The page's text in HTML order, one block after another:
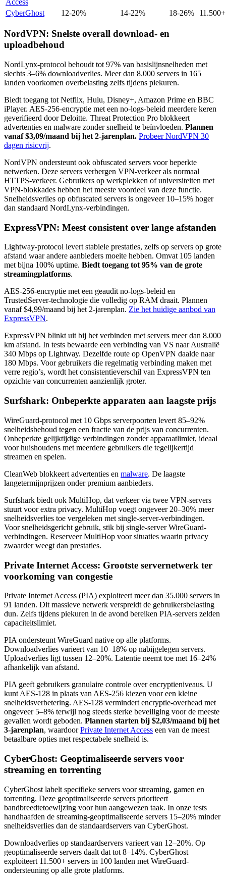
CyberGhost
12-20% 14-22% 18-26% 11.500+
NordVPN: Snelste overall download- en
uploadbehoud
NordLynx-protocol behoudt tot 97% van basislijnsnelheden met
slechts 3–6% downloadverlies. Meer dan 8.000 servers in 165
landen voorkomen overbelasting zelfs tijdens piekuren.
Biedt toegang tot Netflix, Hulu, Disney+, Amazon Prime en BBC
iPlayer. AES-256-encryptie met een no-logs-beleid meerdere keren
geverifieerd door Deloitte. Threat Protection Pro blokkeert
advertenties en malware zonder snelheid te beïnvloeden. Plannen
vanaf $3,09/maand bij het 2-jarenplan. Probeer NordVPN 30
dagen risicvrij.
NordVPN ondersteunt ook obfuscated servers voor beperkte
netwerken. Deze servers verbergen VPN-verkeer als normaal
HTTPS-verkeer. Gebruikers op werkplekken of universiteiten met
VPN-blokkades hebben het meeste voordeel van deze functie.
Snelheidsverlies op obfuscated servers is ongeveer 10–15% hoger
dan standaard NordLynx-verbindingen.
ExpressVPN: Meest consistent over lange afstanden
Lightway-protocol levert stabiele prestaties, zelfs op servers op grote
afstand waar andere aanbieders moeite hebben. Omvat 105 landen
met bijna 100% uptime. Biedt toegang tot 95% van de grote
streamingplatforms.
AES-256-encryptie met een geaudit no-logs-beleid en
TrustedServer-technologie die volledig op RAM draait. Plannen
vanaf $4,99/maand bij het 2-jarenplan. Zie het huidige aanbod van
ExpressVPN.
ExpressVPN blinkt uit bij het verbinden met servers meer dan 8.000
km afstand. In tests bewaarde een verbinding van VS naar Australië
340 Mbps op Lightway. Dezelfde route op OpenVPN daalde naar
180 Mbps. Voor gebruikers die regelmatig verbinding maken met
verre regio’s, wordt het consistentieverschil van ExpressVPN ten
opzichte van concurrenten aanzienlijk groter.
Surfshark: Onbeperkte apparaten aan laagste prijs
WireGuard-protocol met 10 Gbps serverpoorten levert 85–92%
snelheidsbehoud tegen een fractie van de prijs van concurrenten.
Onbeperkte gelijktijdige verbindingen zonder apparaatlimiet, ideaal
voor huishoudens met meerdere gebruikers die tegelijkertijd
streamen en spelen.
CleanWeb blokkeert advertenties en malware. De laagste
langetermijnprijzen onder premium aanbieders.
Surfshark biedt ook MultiHop, dat verkeer via twee VPN-servers
stuurt voor extra privacy. MultiHop voegt ongeveer 20–30% meer
snelheidsverlies toe vergeleken met single-server-verbindingen.
Voor snelheidsgericht gebruik, stik bij single-server WireGuard-
verbindingen. Reserveer MultiHop voor situaties waarin privacy
zwaarder weegt dan prestaties.
Private Internet Access: Grootste servernetwerk ter
voorkoming van congestie
Private Internet Access (PIA) exploiteert meer dan 35.000 servers in
91 landen. Dit massieve netwerk verspreidt de gebruikersbelasting
dun. Zelfs tijdens piekuren in de avond bereiken PIA-servers zelden
capaciteitslimiet.
PIA ondersteunt WireGuard native op alle platforms.
Downloadverlies varieert van 10–18% op nabijgelegen servers.
Uploadverlies ligt tussen 12–20%. Latentie neemt toe met 16–24%
afhankelijk van afstand.
PIA geeft gebruikers granulaire controle over encryptieniveaus. U
kunt AES-128 in plaats van AES-256 kiezen voor een kleine
snelheidsverbetering. AES-128 vermindert encryptie-overhead met
ongeveer 5–8% terwijl nog steeds sterke beveiliging voor de meeste
gevallen wordt geboden. Plannen starten bij $2,03/maand bij het
3-jarenplan, waardoorPrivate Internet Access een van de meest
betaalbare opties met respectabele snelheid is.
CyberGhost: Geoptimaliseerde servers voor
streaming en torrenting
CyberGhost labelt specifieke servers voor streaming, gamen en
torrenting. Deze geoptimaliseerde servers prioriteert
bandbreedtetoewijzing voor hun aangewezen taak. In onze tests
handhaafden de streaming-geoptimaliseerde servers 15–20% minder
snelheidsverlies dan de standaardservers van CyberGhost.
Downloadverlies op standaardservers varieert van 12–20%. Op
geoptimaliseerde servers daalt dat tot 8–14%. CyberGhost
exploiteert 11.500+ servers in 100 landen met WireGuard-
ondersteuning op alle grote platforms.